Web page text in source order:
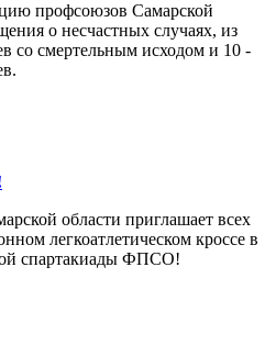
профсоюзов Самарской
о несчастных случаях, из
со смертельным исходом и 10 -
области приглашает всех
легкоатлетическом кроссе в
спартакиады ФПСО!